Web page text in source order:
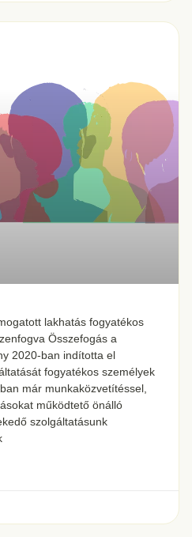
lakhatás fogyatékos
Összefogás a
2020-ban indította el
fogyatékos személyek
már munkaközvetítéssel,
működtető önálló
szolgáltatásunk